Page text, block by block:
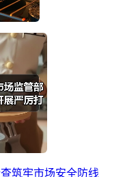
筑牢市场安全防线